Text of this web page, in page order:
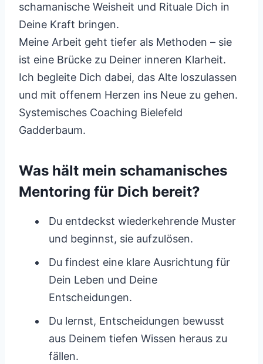
schamanische Weisheit und Rituale Dich in
Deine Kraft bringen.
Meine Arbeit geht tiefer als Methoden – sie
ist eine Brücke zu Deiner inneren Klarheit.
Ich begleite Dich dabei, das Alte loszulassen
und mit offenem Herzen ins Neue zu gehen.
Systemisches Coaching Bielefeld
Gadderbaum.
Was hält mein schamanisches
Mentoring für Dich bereit?
Du entdeckst wiederkehrende Muster
und beginnst, sie aufzulösen.
Du findest eine klare Ausrichtung für
Dein Leben und Deine
Entscheidungen.
Du lernst, Entscheidungen bewusst
aus Deinem tiefen Wissen heraus zu
fällen.